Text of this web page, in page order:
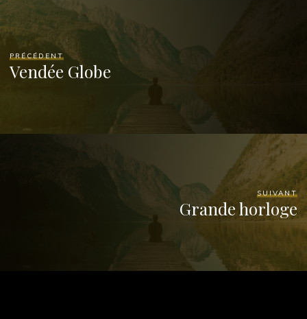
PRÉCÉDENT
Vendée Globe
SUIVANT
Grande horloge